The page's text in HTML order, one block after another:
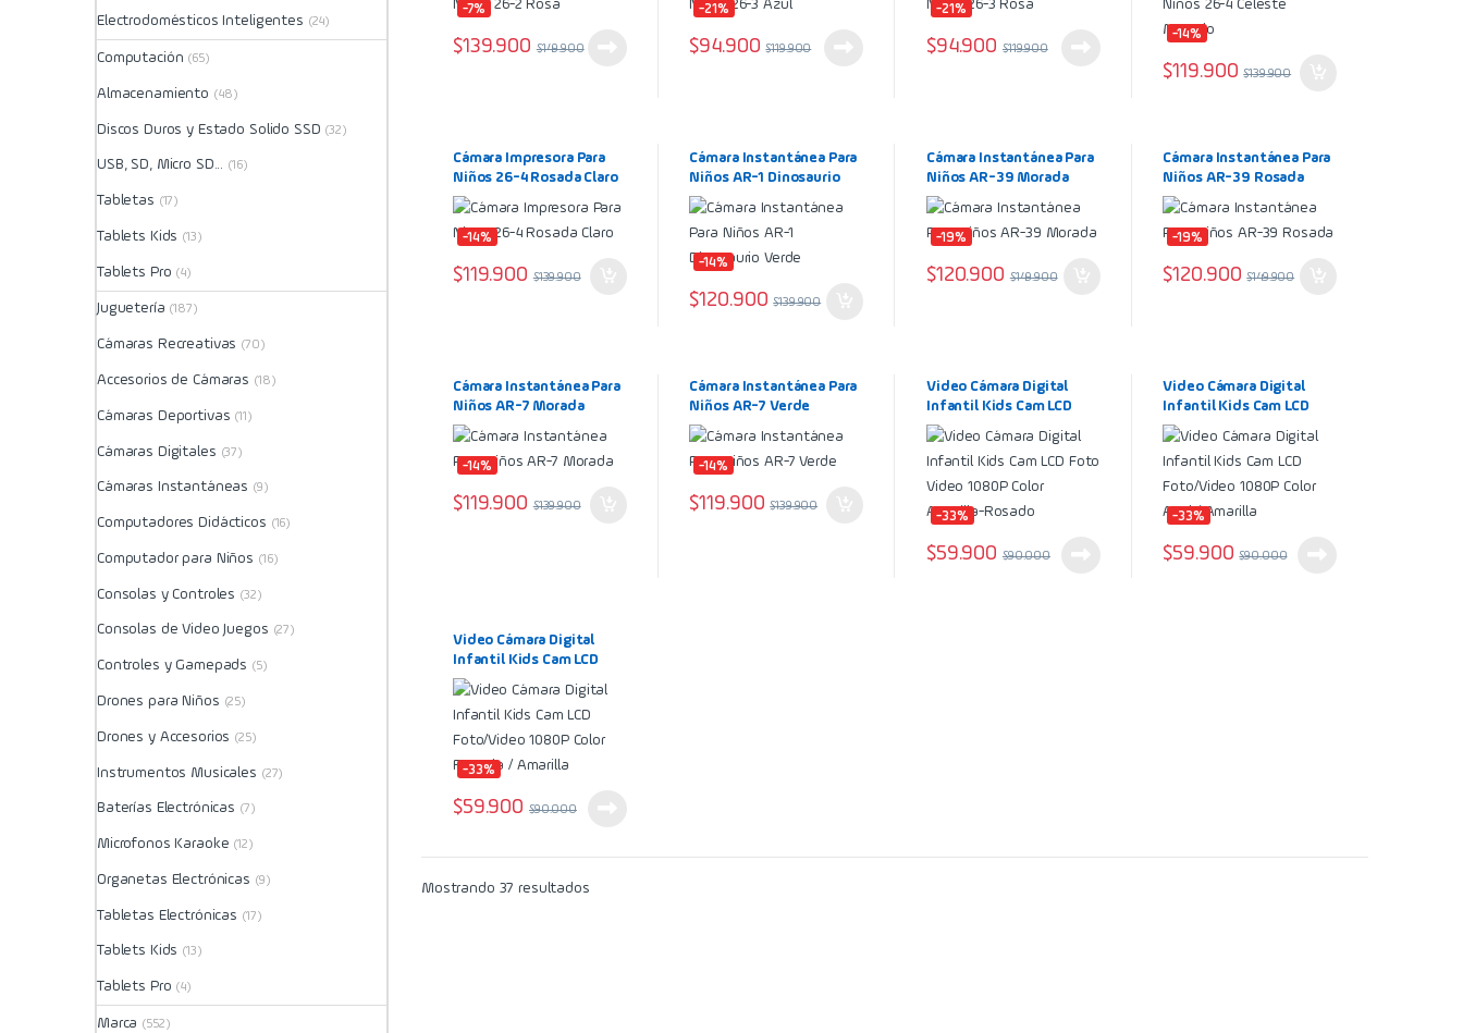
-7%
$139.900 $149.900
-21%
$94.900 $119.900
-21%
$94.900 $119.900
-14%
$119.900 $139.900
Cámara Impresora Para
Niños 26-4 Rosada Claro
-14%
$119.900 $139.900
Cámara Instantánea Para
Niños AR-1 Dinosaurio
Verde
-14%
$120.900 $139.900
Cámara Instantánea Para
Niños AR-39 Morada
-19%
$120.900 $149.900
Cámara Instantánea Para
Niños AR-39 Rosada
-19%
$120.900 $149.900
Cámara Instantánea Para
Niños AR-7 Morada
-14%
$119.900 $139.900
Cámara Instantánea Para
Niños AR-7 Verde
-14%
$119.900 $139.900
Video Cámara Digital
Infantil Kids Cam LCD
Foto Video 1080P Color
Amarilla-Rosado
-33%
$59.900 $90.000
Video Cámara Digital
Infantil Kids Cam LCD
Foto/Video 1080P Color
Azul / Amarilla
-33%
$59.900 $90.000
Video Cámara Digital
Infantil Kids Cam LCD
Foto/Video 1080P Color
Rosada / Amarilla
-33%
$59.900 $90.000
Mostrando 37 resultados
Electrodomésticos Inteligentes (24)
Computación (65)
Almacenamiento (48)
Discos Duros y Estado Solido SSD (32)
USB, SD, Micro SD... (16)
Tabletas (17)
Tablets Kids (13)
Tablets Pro (4)
Juguetería (187)
Cámaras Recreativas (70)
Accesorios de Cámaras (18)
Cámaras Deportivas (11)
Cámaras Digitales (37)
Cámaras Instantáneas (9)
Computadores Didácticos (16)
Computador para Niños (16)
Consolas y Controles (32)
Consolas de Video Juegos (27)
Controles y Gamepads (5)
Drones para Niños (25)
Drones y Accesorios (25)
Instrumentos Musicales (27)
Baterías Electrónicas (7)
Microfonos Karaoke (12)
Organetas Electrónicas (9)
Tabletas Electrónicas (17)
Tablets Kids (13)
Tablets Pro (4)
Marca (552)